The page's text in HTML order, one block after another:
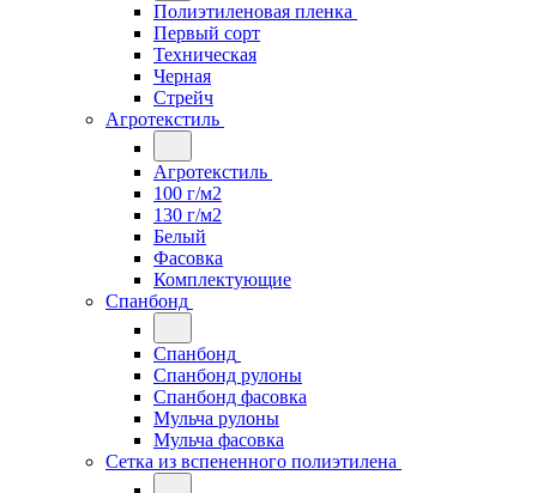
Полиэтиленовая пленка
Первый сорт
Техническая
Черная
Стрейч
Агротекстиль
Агротекстиль
100 г/м2
130 г/м2
Белый
Фасовка
Комплектующие
Спанбонд
Спанбонд
Спанбонд рулоны
Спанбонд фасовка
Мульча рулоны
Мульча фасовка
Сетка из вспененного полиэтилена